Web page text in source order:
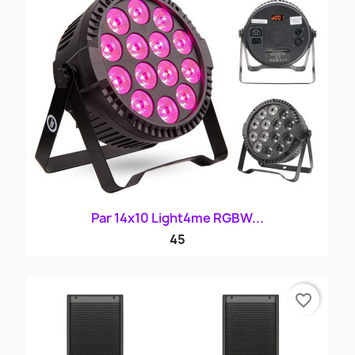
Par 14x10 Light4me RGBW...
45
favorite_border